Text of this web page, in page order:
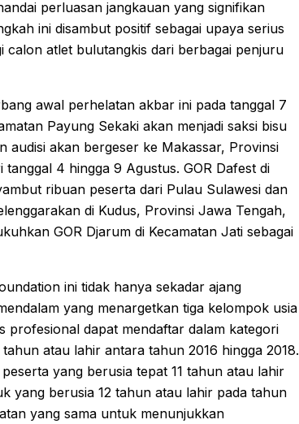
perluasan jangkauan yang signifikan
ini disambut positif sebagai upaya serius
atlet bulutangkis dari berbagai penjuru
awal perhelatan akbar ini pada tanggal 7
Payung Sekaki akan menjadi saksi bisu
akan bergeser ke Makassar, Provinsi
4 hingga 9 Agustus. GOR Dafest di
ribuan peserta dari Pulau Sulawesi dan
di Kudus, Provinsi Jawa Tengah,
GOR Djarum di Kecamatan Jati sebagai
ini tidak hanya sekadar ajang
yang menargetkan tiga kelompok usia
profesional dapat mendaftar dalam kategori
atau lahir antara tahun 2016 hingga 2018.
yang berusia tepat 11 tahun atau lahir
yang berusia 12 tahun atau lahir pada tahun
yang sama untuk menunjukkan